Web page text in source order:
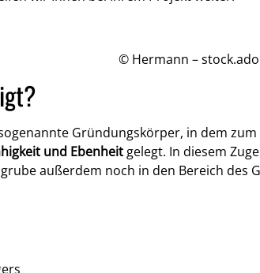
© Hermann –
Gründungskörper, in dem
und Ebenheit gelegt. In diesem
außerdem noch in den Bereich